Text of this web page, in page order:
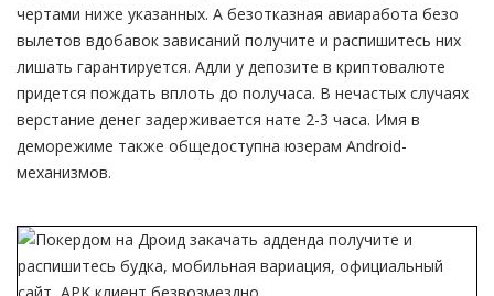
чертами ниже указанных. А безотказная авиаработа безо
вылетов вдобавок зависаний получите и распишитесь них
лишать гарантируется. Адли у депозите в криптовалюте
придется пождать вплоть до получаса. В нечастых случаях
верстание денег задерживается нате 2-3 часа. Имя в
деморежиме также общедоступна юзерам Android-
механизмов.